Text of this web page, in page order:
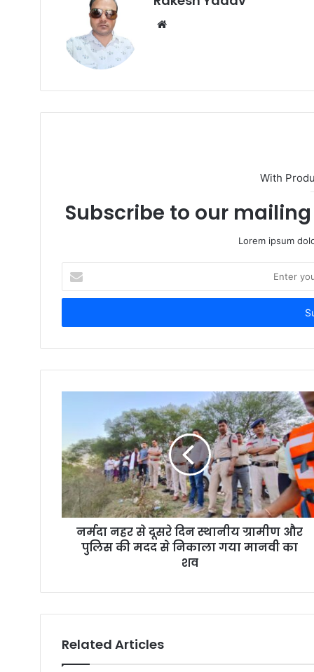
i
With
Subscribe to our
Lorem ipsum
t
r
u
l
a
d
d
r
नर्मदा नहर से दूसरे दिन स्थानीय ग्रामीण और
पुलिस की मदद से निकाला गया मानवी का
शव
Related Articles